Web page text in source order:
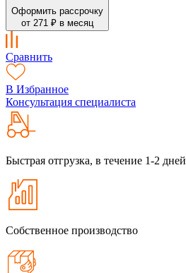
Оформить рассрочку
от 271 ₽ в месяц
Сравнить
В Избранное
Консультация специалиста
Быстрая отгрузка, в течение 1-2 дней
Собственное производство